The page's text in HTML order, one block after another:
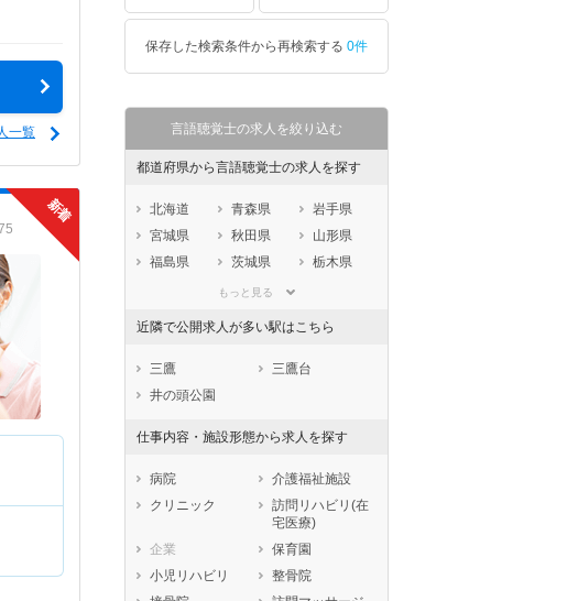
一覧
保存した検索条件から再検索する 0件
言語聴覚士の求人を絞り込む
都道府県から言語聴覚士の求人を探す
北海道 青森県
岩手県
宮城県
秋田県
山形県
福島県
茨城県
栃木県
埼玉県
石川県
福井県
静岡県
兵庫県
奈良県
和歌山県
鳥取県
島根県
岡山県
広島県
山口県
徳島県
高知県
福岡県
佐賀県
熊本県
大分県
もっと見る
近隣で公開求人が多い駅はこちら
三鷹
三鷹台
井の頭公園
仕事内容・施設形態から求人を探す
病院
介護福祉施設
クリニック
訪問リハビリ(在
宅医療)
企業
保育園
小児リハビリ
整骨院